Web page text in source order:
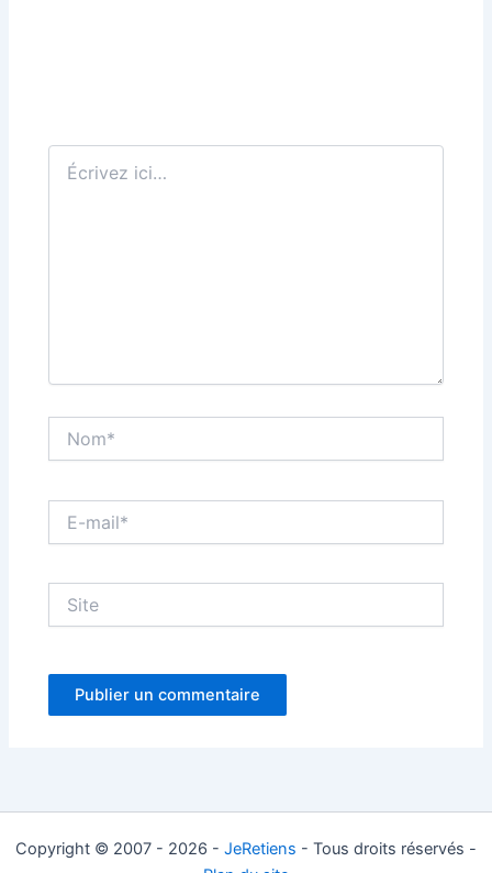
Écrivez
ici…
mail*
Copyright © 2007 - 2026 - JeRetiens - Tous droits réservés -